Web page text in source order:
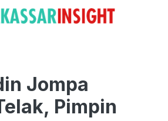
Jompa
Pimpin